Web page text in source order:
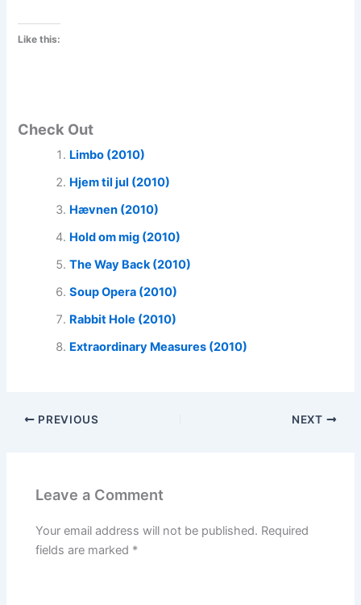
Like this:
Check Out
Limbo (2010)
Hjem til jul (2010)
Hævnen (2010)
Hold om mig (2010)
The Way Back (2010)
Soup Opera (2010)
Rabbit Hole (2010)
Extraordinary Measures (2010)
PREVIOUS NEXT
Leave a Comment
Your email address will not be published. Required
fields are marked *